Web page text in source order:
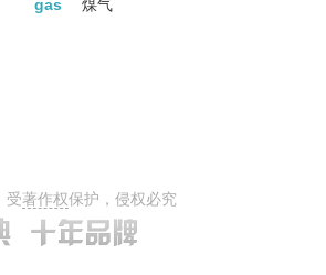
gas
煤气
受著作权保护，侵权必究